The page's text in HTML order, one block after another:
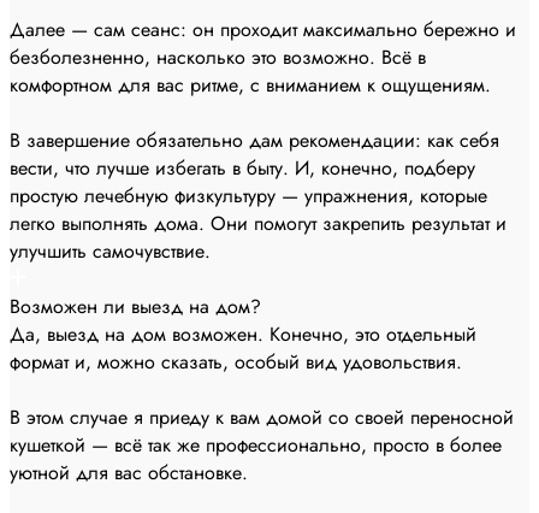
Далее — сам сеанс: он проходит максимально бережно и
безболезненно, насколько это возможно. Всё в
комфортном для вас ритме, с вниманием к ощущениям.
В завершение обязательно дам рекомендации: как себя
вести, что лучше избегать в быту. И, конечно, подберу
простую лечебную физкультуру — упражнения, которые
легко выполнять дома. Они помогут закрепить результат и
улучшить самочувствие.
Возможен ли выезд на дом?
Да, выезд на дом возможен. Конечно, это отдельный
формат и, можно сказать, особый вид удовольствия.
В этом случае я приеду к вам домой со своей переносной
кушеткой — всё так же профессионально, просто в более
уютной для вас обстановке.